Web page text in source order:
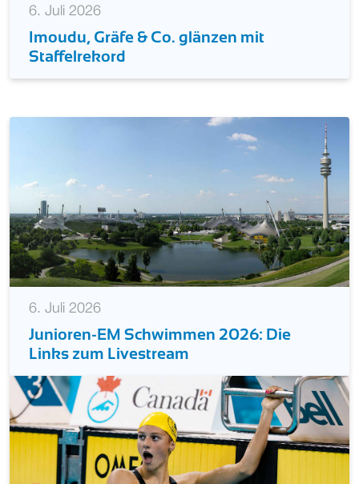
6. Juli 2026
Imoudu, Gräfe & Co. glänzen mit
Staffelrekord
6. Juli 2026
Junioren-EM Schwimmen 2026: Die
Links zum Livestream